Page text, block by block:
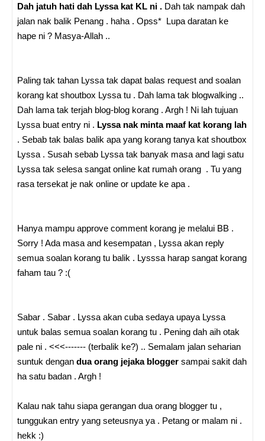
Dah jatuh hati dah Lyssa kat KL ni . Dah tak nampak dah
jalan nak balik Penang . haha . Opss* Lupa daratan ke
hape ni ? Masya-Allah ..
Paling tak tahan Lyssa tak dapat balas request and soalan
korang kat shoutbox Lyssa tu . Dah lama tak blogwalking ..
Dah lama tak terjah blog-blog korang . Argh ! Ni lah tujuan
Lyssa buat entry ni . Lyssa nak minta maaf kat korang lah
. Sebab tak balas balik apa yang korang tanya kat shoutbox
Lyssa . Susah sebab Lyssa tak banyak masa and lagi satu
Lyssa tak selesa sangat online kat rumah orang . Tu yang
rasa tersekat je nak online or update ke apa .
Hanya mampu approve comment korang je melalui BB .
Sorry ! Ada masa and kesempatan , Lyssa akan reply
semua soalan korang tu balik . Lysssa harap sangat korang
faham tau ? :(
Sabar . Sabar . Lyssa akan cuba sedaya upaya Lyssa
untuk balas semua soalan korang tu . Pening dah aih otak
pale ni . <<<------- (terbalik ke?) .. Semalam jalan seharian
suntuk dengan dua orang jejaka blogger sampai sakit dah
ha satu badan . Argh !
Kalau nak tahu siapa gerangan dua orang blogger tu ,
tunggukan entry yang seteusnya ya . Petang or malam ni .
hekk :)